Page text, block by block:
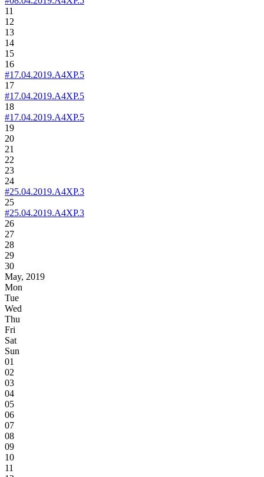
11
12
13
14
15
16
#17.04.2019.A4XP.5
17
#17.04.2019.A4XP.5
18
#17.04.2019.A4XP.5
19
20
21
22
23
24
#25.04.2019.A4XP.3
25
#25.04.2019.A4XP.3
26
27
28
29
30
May, 2019
Mon
Tue
Wed
Thu
Fri
Sat
Sun
01
02
03
04
05
06
07
08
09
10
11